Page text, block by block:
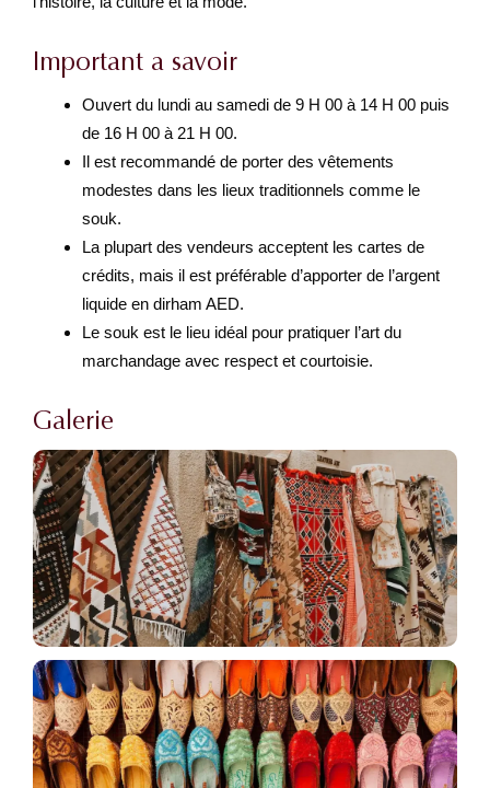
Important a savoir
Ouvert du lundi au samedi de 9 H 00 à 14 H 00 puis
de 16 H 00 à 21 H 00.
Il est recommandé de porter des vêtements
modestes dans les lieux traditionnels comme le
souk.
La plupart des vendeurs acceptent les cartes de
crédits, mais il est préférable d’apporter de l’argent
liquide en dirham AED.
Le souk est le lieu idéal pour pratiquer l’art du
marchandage avec respect et courtoisie.
Galerie